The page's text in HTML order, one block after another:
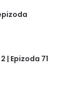
| Epizoda 71